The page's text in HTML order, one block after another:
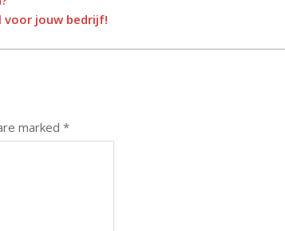
voor jouw bedrijf!
marked *